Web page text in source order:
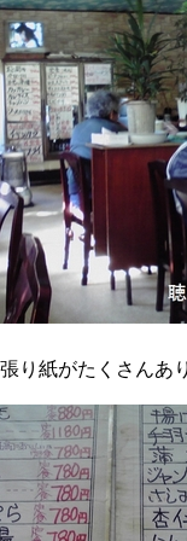
り紙がたくさんあ